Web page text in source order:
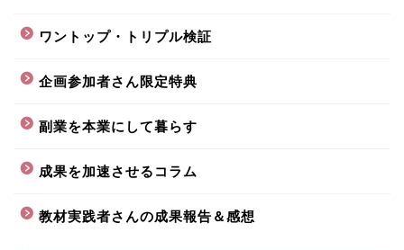
ワントップ・トリプル検証
企画参加者さん限定特典
副業を本業にして暮らす
成果を加速させるコラム
教材実践者さんの成果報告＆感想